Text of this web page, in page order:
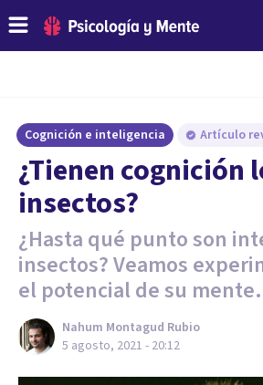
Cognición e inteligencia Artículo
¿Tienen cognición
insectos?
¿Hasta qué punto son
insectos? Veamos
el potencial de su mente.
Nahum Montagud Rubio
5 agosto, 2021 - 20:12